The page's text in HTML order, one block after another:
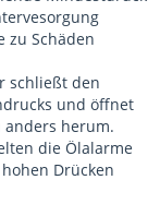
zu Schäden
schließt den
und öffnet
anders herum.
die Ölalarme
Drücken